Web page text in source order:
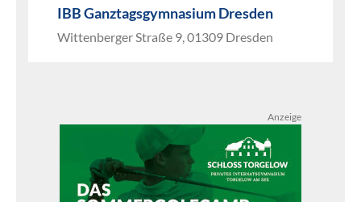
IBB Ganztagsgymnasium Dresden
Wittenberger Straße 9, 01309 Dresden
Anzeige